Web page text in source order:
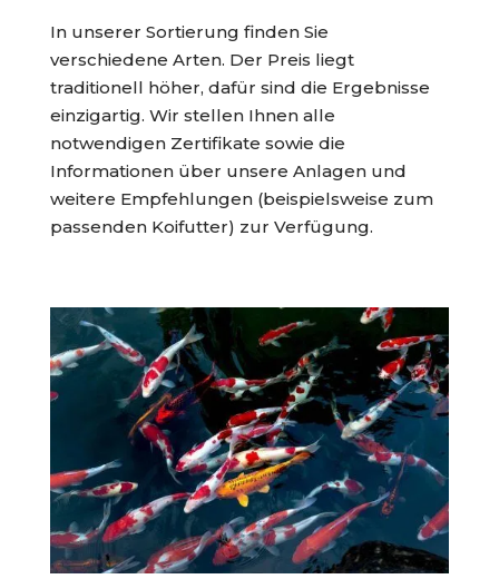
In unserer Sortierung finden Sie
verschiedene Arten. Der Preis liegt
traditionell höher, dafür sind die Ergebnisse
einzigartig. Wir stellen Ihnen alle
notwendigen Zertifikate sowie die
Informationen über unsere Anlagen und
weitere Empfehlungen (beispielsweise zum
passenden Koifutter) zur Verfügung.